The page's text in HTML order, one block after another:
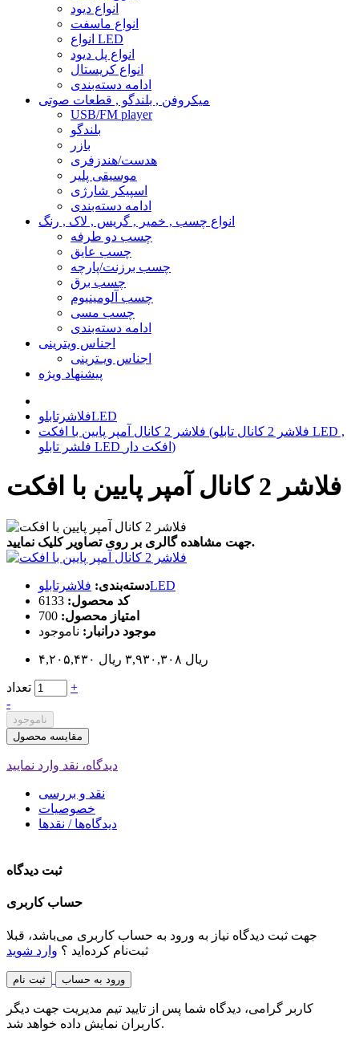
انواع دیود
انواع ماسفت
انواع LED
انواع پل دیود
انواع کریستال
ادامه دسته‌بندی
میکروفن , بلندگو , قطعات صوتی
USB/FM player
بلندگو
بازر
هدست/هندزفری
موسیقی پلیر
اسپیکر شارژی
ادامه دسته‌بندی
انواع چسب , خمیر , گریس , لاک , رنگ
چسب دو طرفه
چسب عایق
چسب برزنت/پارچه
چسب برق
چسب آلومینیوم
چسب مسی
ادامه دسته‌بندی
اجناس ویترینی
اجناس ویـترینی
پیشنهاد ویژه
فلاشرتابلوLED
فلاشر 2 کانال آمپر پایین با افکت (فلاشر 2 کانال تابلو LED ,
فلشر تابلو LED افکت دار)
فلاشر 2 کانال آمپر پایین با افکت
جهت مشاهده گالری بر روی تصاویر کلیک نمایید.
دسته‌بندی:فلاشرتابلوLED
کد محصول: 6133
امتیاز محصول: 700
موجود درانبار: ناموجود
۴,۲۰۵,۴۳۰ ریال ۳,۹۳۰,۳۰۸ ریال
تعداد
+
-
ناموجود
مقایسه محصول
دیدگاه، نقد وارد نمایید
نقد و بررسی
خصوصیات
دیدگاه‌ها / نقدها
ثبت دیدگاه
حساب کاربری
جهت ثبت دیدگاه نیاز به ورود به حساب کاربری می‌باشد، قبلا
ثبت‌نام کرده‌اید ؟ وارد شوید
ثبت نام ورود به حساب
کاربر گرامی، دیدگاه شما پس از تایید تیم مدیریت جهت دیگر
کاربران نمایش داده خواهد شد.